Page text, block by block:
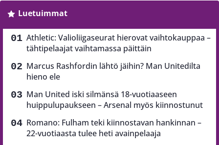
Luetuimmat
Athletic: Valioliigaseurat hierovat vaihtokauppaa –
tähtipelaajat vaihtamassa päittäin
Marcus Rashfordin lähtö jäihin? Man Unitedilta
hieno ele
Man United iski silmänsä 18-vuotiaaseen
huippulupaukseen – Arsenal myös kiinnostunut
Romano: Fulham teki kiinnostavan hankinnan –
22-vuotiaasta tulee heti avainpelaaja